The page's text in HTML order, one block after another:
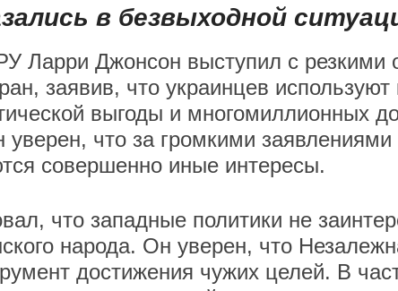
в безвыходной
Ларри Джонсон выступил с резкими
заявив, что украинцев используют
выгоды и многомиллионных
что за громкими заявлениями
совершенно иные интересы.
что западные политики не
народа. Он уверен, что
достижения чужих целей. В